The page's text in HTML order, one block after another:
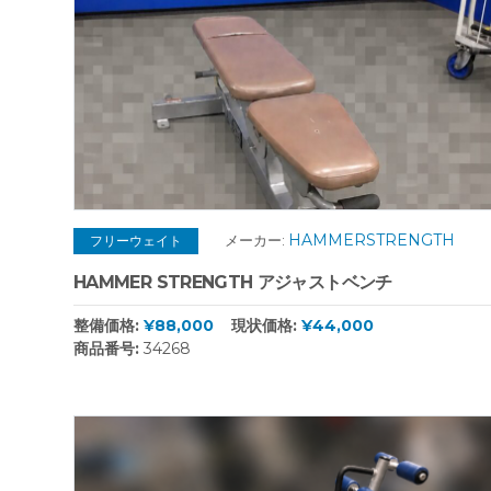
フリーウェイト メーカー: HAMMERSTRENGTH
HAMMER STRENGTH アジャストベンチ
整備価格: ¥88,000 現状価格: ¥44,000
商品番号: 34268